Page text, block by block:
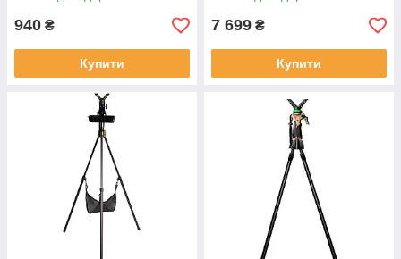
940 ₴
Купити
7 699 ₴
Купити